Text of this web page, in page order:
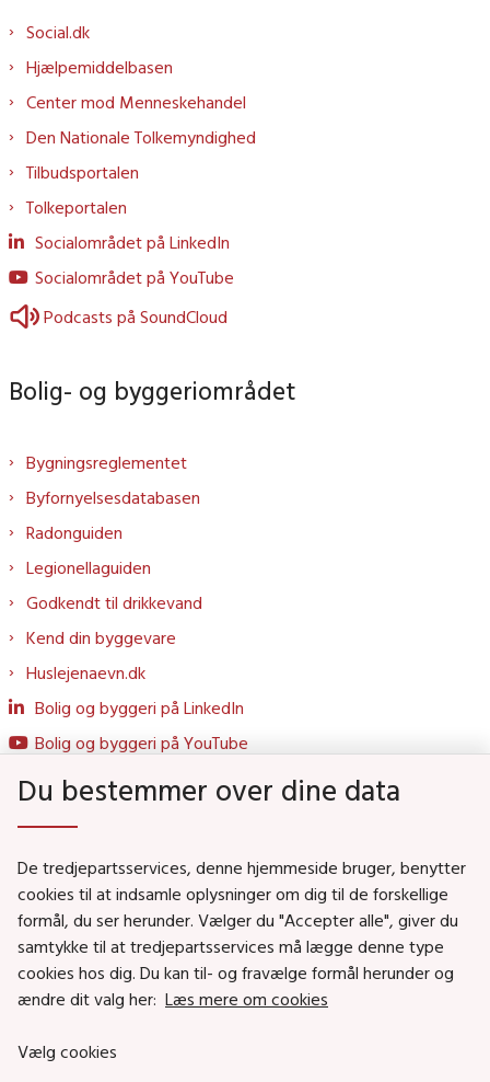
Social.dk
Hjælpemiddelbasen
Center mod Menneskehandel
Den Nationale Tolkemyndighed
Tilbudsportalen
Tolkeportalen
Socialområdet på LinkedIn
Socialområdet på YouTube
Podcasts på SoundCloud
Bolig- og byggeriområdet
Bygningsreglementet
Byfornyelsesdatabasen
Radonguiden
Legionellaguiden
Godkendt til drikkevand
Kend din byggevare
Huslejenaevn.dk
Bolig og byggeri på LinkedIn
Bolig og byggeri på YouTube
Social- og Boligministeriet
Job i Social- og Boligstyrelsen
Puljer og tilskud
Nyhedsbreve
Social- og Boligstyrelsens nyheder som RSS feed
Du bestemmer over dine data
De tredjepartsservices, denne hjemmeside bruger, benytter
cookies til at indsamle oplysninger om dig til de forskellige
formål, du ser herunder. Vælger du "Accepter alle", giver du
samtykke til at tredjepartsservices må lægge denne type
cookies hos dig. Du kan til- og fravælge formål herunder og
ændre dit valg her: Læs mere om cookies
Vælg cookies